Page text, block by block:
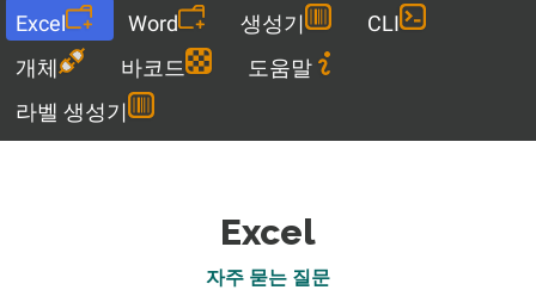
Excel
Word 생성기
CLI
개체
바코드
도움말
라벨 생성기
Excel
자주 묻는 질문